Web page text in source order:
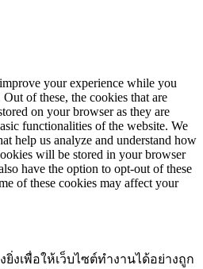
your experience while you
of these, the cookies that are
on your browser as they are
functionalities of the website. We
help us analyze and understand how
will be stored in your browser
have the option to opt-out of these
of these cookies may affect your
ยิ่งเพื่อให้เว็บไซต์ทำงานได้อย่างถูก